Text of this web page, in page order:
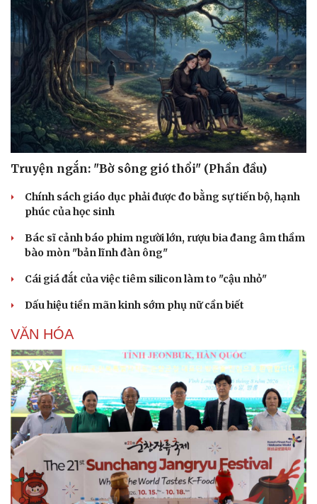
Truyện ngắn: "Bờ sông gió thổi" (Phần đầu)
Chính sách giáo dục phải được đo bằng sự tiến bộ, hạnh
phúc của học sinh
Bác sĩ cảnh báo phim người lớn, rượu bia đang âm thầm
bào mòn "bản lĩnh đàn ông"
Cái giá đắt của việc tiêm silicon làm to "cậu nhỏ"
Dấu hiệu tiền mãn kinh sớm phụ nữ cần biết
VĂN HÓA